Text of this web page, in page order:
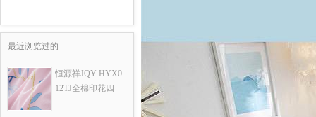
最近浏览过的
恒源祥JQY HYX0
12TJ全棉印花四